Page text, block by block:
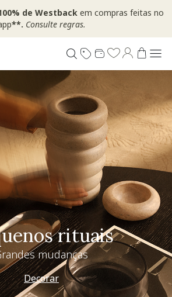
de Westback em compras feitas no
**. Consulte regras.
Dia dos Pais
+ @_nathaliacandelaria
Vem ver